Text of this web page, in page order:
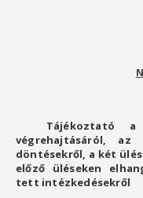
Tájékoztató a
végrehajtásáról,
döntésekről, a két
előző üléseken
tett intézkedésekről